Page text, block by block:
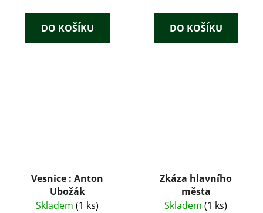
DO KOŠÍKU DO KOŠÍKU
Vesnice : Anton
Ubožák
Skladem (1 ks)
Zkáza hlavního
města
Skladem (1 ks)